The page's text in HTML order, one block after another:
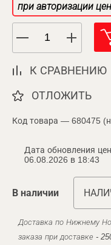
при авторизации
К СРАВНЕНИЮ
ОТЛОЖИТЬ
Код товара — 680475
Дата обновления
06.08.2026 в 18:43
В наличии
Доставка по Нижнему
заказа при доставке -